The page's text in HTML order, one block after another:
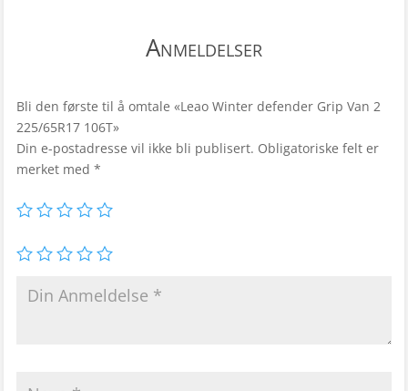
Anmeldelser
Bli den første til å omtale «Leao Winter defender Grip Van 2
225/65R17 106T»
Din e-postadresse vil ikke bli publisert. Obligatoriske felt er
merket med *